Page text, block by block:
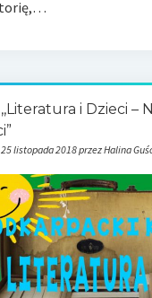
i Dzieci –
listopada 2018 przez Halina